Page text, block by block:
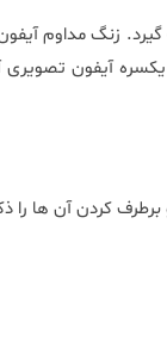
زنگ مداوم
آیفون تصویری
کردن آن ها را